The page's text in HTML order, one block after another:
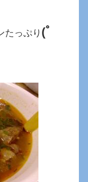
たっぷり (ﾟ